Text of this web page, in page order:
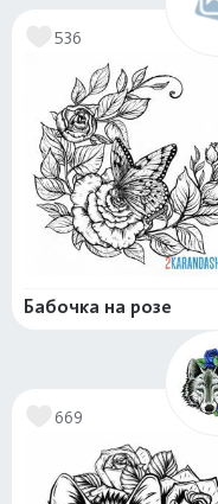
536
Бабочка на розе
669